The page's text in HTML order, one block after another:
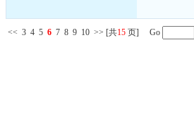
<< 3 4 5 6 7 8 9 10 >> [共15 页] Go